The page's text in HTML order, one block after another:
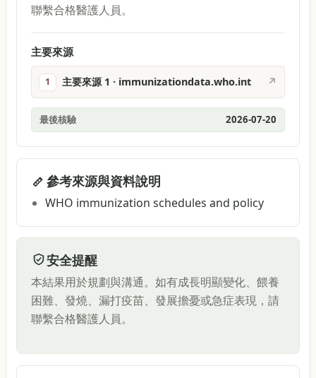
聯繫合格醫護人員。
主要來源
1 主要來源 1 · immunizationdata.who.int ↗
最後核驗 2026-07-20
參考來源與資料說明
WHO immunization schedules and policy
安全提醒
本結果用於規劃與溝通。如有成長明顯變化、餵養
困難、發燒、漏打疫苗、發展擔憂或急症表現，請
聯繫合格醫護人員。